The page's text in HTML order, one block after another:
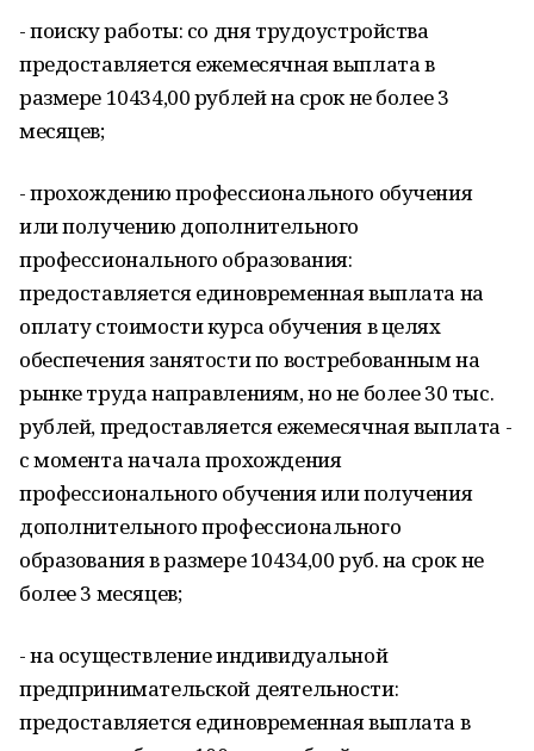
- поиску работы: со дня трудоустройства
предоставляется ежемесячная выплата в
размере 10434,00 рублей на срок не более 3
месяцев;
- прохождению профессионального обучения
или получению дополнительного
профессионального образования:
предоставляется единовременная выплата на
оплату стоимости курса обучения в целях
обеспечения занятости по востребованным на
рынке труда направлениям, но не более 30 тыс.
рублей, предоставляется ежемесячная выплата -
с момента начала прохождения
профессионального обучения или получения
дополнительного профессионального
образования в размере 10434,00 руб. на срок не
более 3 месяцев;
- на осуществление индивидуальной
предпринимательской деятельности:
предоставляется единовременная выплата в